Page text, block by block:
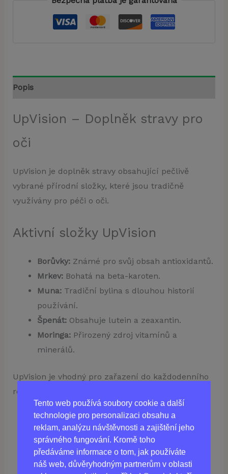
Tento web používá soubory cookie a další
technologie pro personalizaci obsahu a
reklam, analýzu návštěvnosti a zajištění jeho
správného fungování. Kromě toho
předáváme informace o tom, jak používáte
náš web, důvěryhodným partnerům v oblasti
Popis
UpVision – Doplněk stravy pro
oči
UpVision je doplněk stravy obsahující pečlivě
vybrané přírodní složky, které jsou tradičně
využívány pro péči o oči.
Aktivní složky UpVision
Borůvky:Známé pro svůj obsah antioxidantů.
Mrkev:Bohatá na beta-karoten.
Muna:Tradiční bylina s dlouhou historií
používání.
Špenát:Obsahuje lutein a zeaxantin.
Moringa:Přirozený zdroj vitamínů a
minerálů.
UpVision je vhodný pro zařazení do každodenního
režimu jako součást péče o oči.
KoupitUPVISIONv ČR